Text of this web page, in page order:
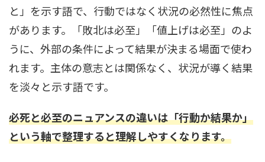
と」を示す語で、行動ではなく状況の必然性に焦点
があります。「敗北は必至」「値上げは必至」のよ
うに、外部の条件によって結果が決まる場面で使わ
れます。主体の意志とは関係なく、状況が導く結果
を淡々と示す語です。
必死と必至のニュアンスの違いは「行動か結果か」
という軸で整理すると理解しやすくなります。